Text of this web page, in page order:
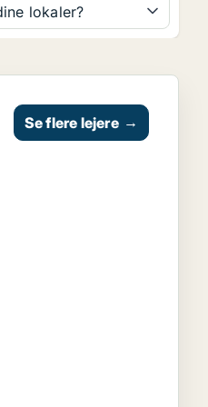
lokaler?
Se flere lejere →